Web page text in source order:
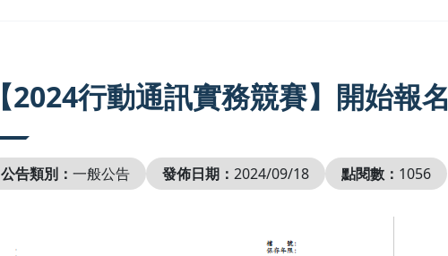
【2024行動通訊實務競賽】開始報名
公告類別： 一般公告 發佈日期： 2024/09/18 點閱數： 1056